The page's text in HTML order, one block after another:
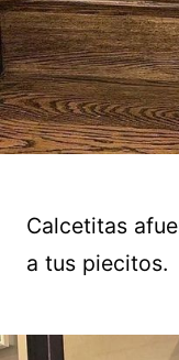
Calcetitas
a tus piecitos.